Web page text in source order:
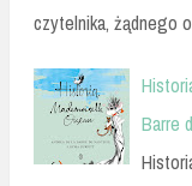
czytelnika, żądnego
Barre